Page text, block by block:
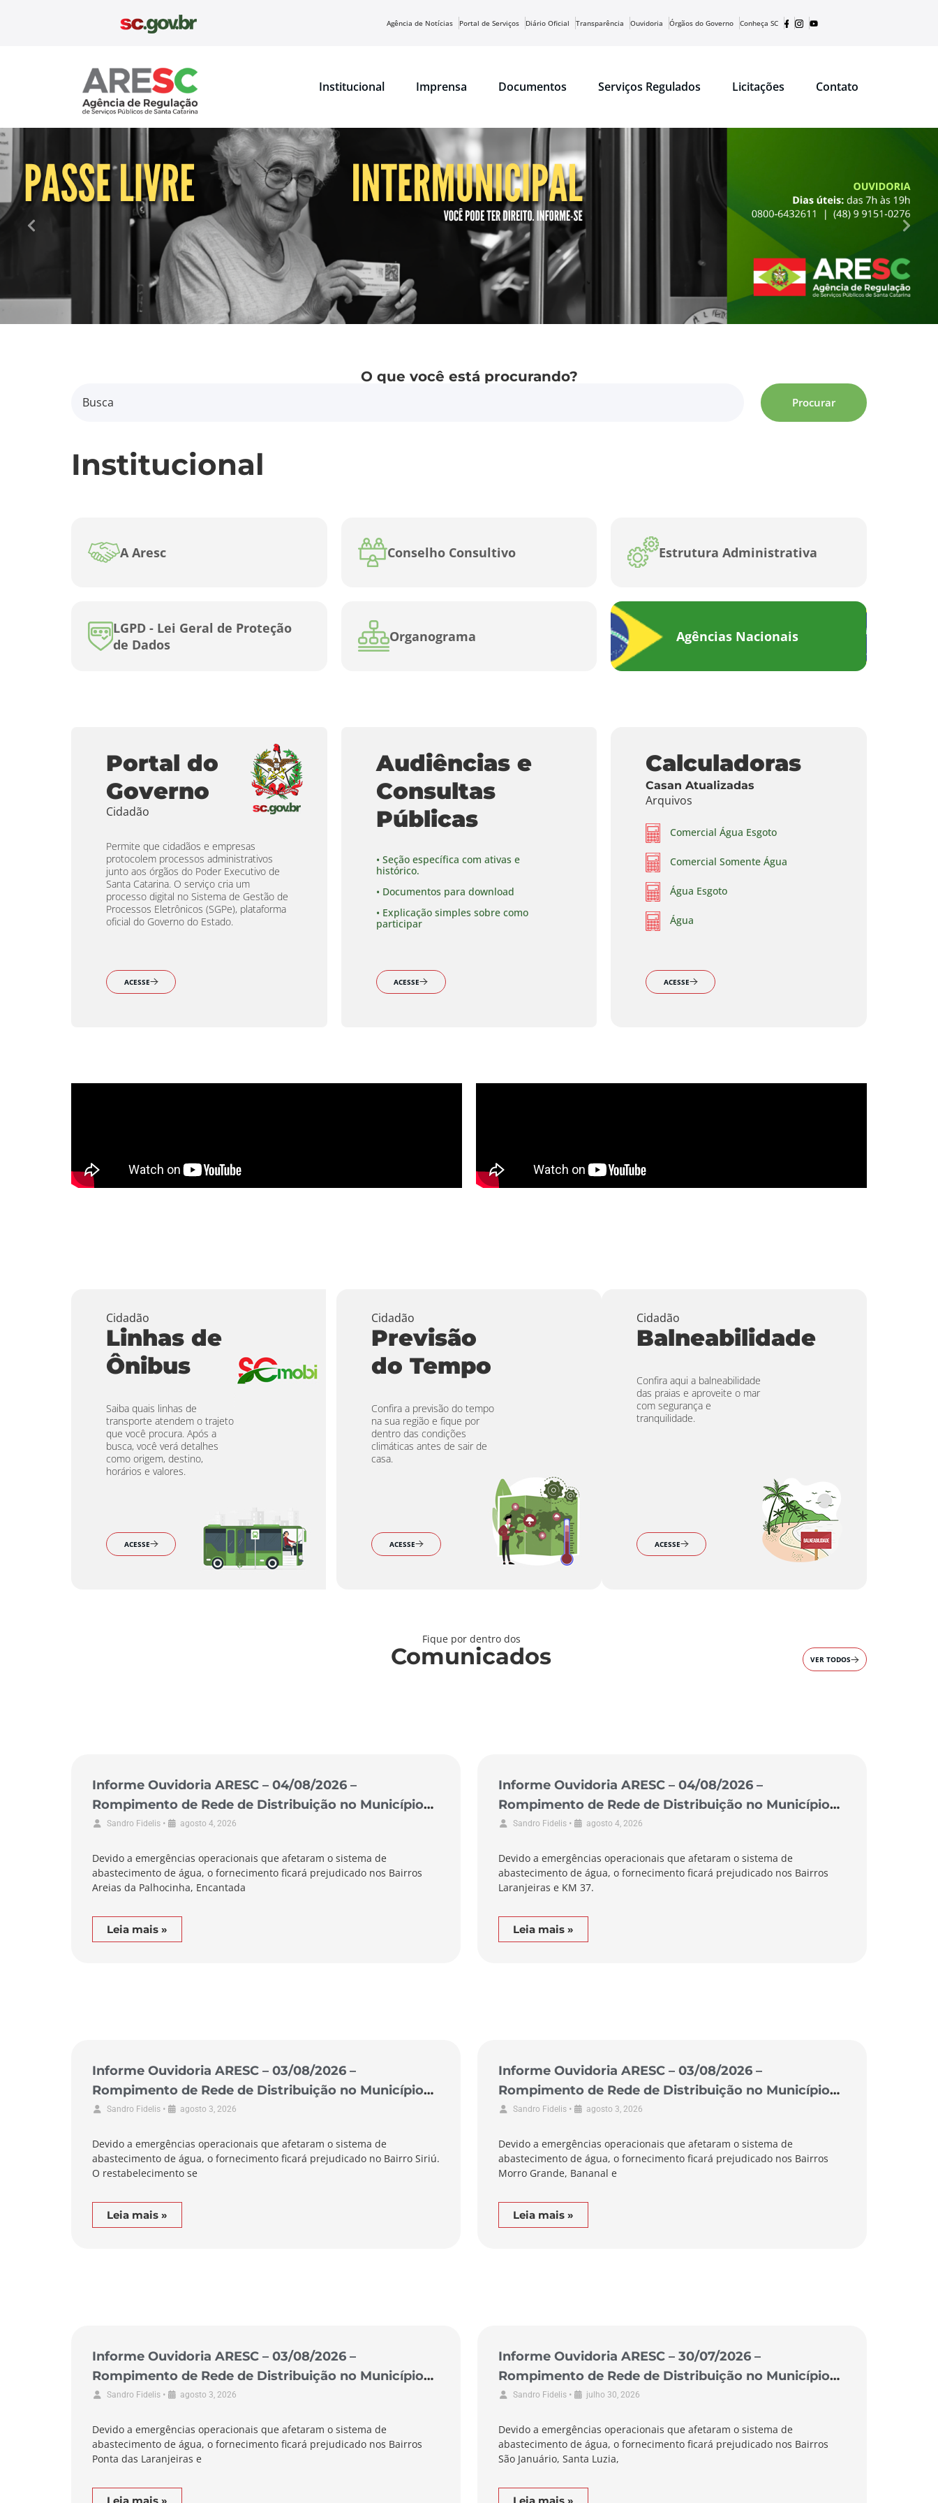
Agência de Notícias Portal de Serviços Diário Oficial Transparência Ouvidoria Órgãos do Governo Conheça SC
Institucional Imprensa Documentos Serviços Regulados Licitações Contato
O que você está procurando?
Procurar
Institucional
A Aresc Conselho Consultivo Estrutura Administrativa
LGPD - Lei Geral de Proteção
de Dados
Organograma Agências Nacionais
Portal do
Governo
Cidadão
Permite que cidadãos e empresas
protocolem processos administrativos
junto aos órgãos do Poder Executivo de
Santa Catarina. O serviço cria um
processo digital no Sistema de Gestão de
Processos Eletrônicos (SGPe), plataforma
oficial do Governo do Estado.
ACESSE
Audiências e
Consultas
Públicas
• Seção específica com ativas e
histórico.
• Documentos para download
• Explicação simples sobre como
participar
ACESSE
Calculadoras
Casan Atualizadas
Arquivos
Comercial Água Esgoto
Comercial Somente Água
Água Esgoto
Água
ACESSE
Cidadão
Linhas de
Ônibus
Saiba quais linhas de
transporte atendem o trajeto
que você procura. Após a
busca, você verá detalhes
como origem, destino,
horários e valores.
ACESSE
Cidadão
Previsão
do Tempo
Confira a previsão do tempo
na sua região e fique por
dentro das condições
climáticas antes de sair de
casa.
ACESSE
Cidadão
Balneabilidade
Confira aqui a balneabilidade
das praias e aproveite o mar
com segurança e
tranquilidade.
ACESSE
Fique por dentro dos
Comunicados VER TODOS
Informe Ouvidoria ARESC – 04/08/2026 –
Rompimento de Rede de Distribuição no Município
de Garopaba
Sandro Fidelis • agosto 4, 2026
Devido a emergências operacionais que afetaram o sistema de
abastecimento de água, o fornecimento ficará prejudicado nos Bairros
Areias da Palhocinha, Encantada
Leia mais »
Informe Ouvidoria ARESC – 04/08/2026 –
Rompimento de Rede de Distribuição no Município
de Pescaria Brava
Sandro Fidelis • agosto 4, 2026
Devido a emergências operacionais que afetaram o sistema de
abastecimento de água, o fornecimento ficará prejudicado nos Bairros
Laranjeiras e KM 37.
Leia mais »
Informe Ouvidoria ARESC – 03/08/2026 –
Rompimento de Rede de Distribuição no Município
de Garopaba
Sandro Fidelis • agosto 3, 2026
Devido a emergências operacionais que afetaram o sistema de
abastecimento de água, o fornecimento ficará prejudicado no Bairro Siriú.
O restabelecimento se
Leia mais »
Informe Ouvidoria ARESC – 03/08/2026 –
Rompimento de Rede de Distribuição no Município
de Laguna
Sandro Fidelis • agosto 3, 2026
Devido a emergências operacionais que afetaram o sistema de
abastecimento de água, o fornecimento ficará prejudicado nos Bairros
Morro Grande, Bananal e
Leia mais »
Informe Ouvidoria ARESC – 03/08/2026 –
Rompimento de Rede de Distribuição no Município
de Pescaria Brava
Sandro Fidelis • agosto 3, 2026
Devido a emergências operacionais que afetaram o sistema de
abastecimento de água, o fornecimento ficará prejudicado nos Bairros
Ponta das Laranjeiras e
Leia mais »
Informe Ouvidoria ARESC – 30/07/2026 –
Rompimento de Rede de Distribuição no Município
de Braço do Norte
Sandro Fidelis • julho 30, 2026
Devido a emergências operacionais que afetaram o sistema de
abastecimento de água, o fornecimento ficará prejudicado nos Bairros
São Januário, Santa Luzia,
Leia mais »